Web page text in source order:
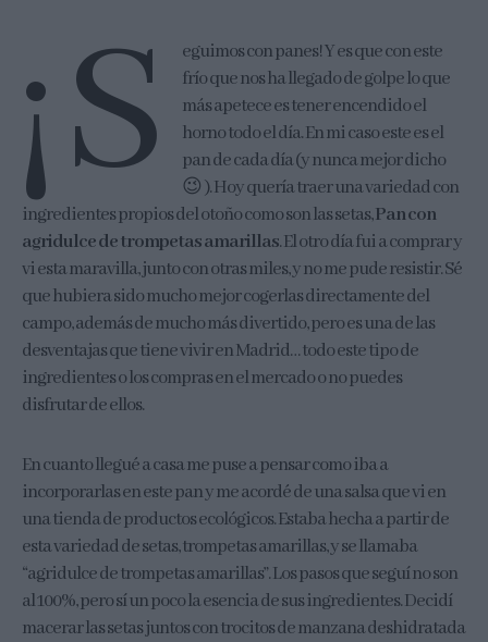
¡S
eguimos con panes! Y es que con este
frío que nos ha llegado de golpe lo que
más apetece es tener encendido el
horno todo el día. En mi caso este es el
pan de cada día (y nunca mejor dicho
😉 ). Hoy quería traer una variedad con
ingredientes propios del otoño como son las setas,Pan con
agridulce de trompetas amarillas. El otro día fui a comprar y
vi esta maravilla, junto con otras miles, y no me pude resistir. Sé
que hubiera sido mucho mejor cogerlas directamente del
campo, además de mucho más divertido, pero es una de las
desventajas que tiene vivir en Madrid… todo este tipo de
ingredientes o los compras en el mercado o no puedes
disfrutar de ellos.
En cuanto llegué a casa me puse a pensar como iba a
incorporarlas en este pan y me acordé de una salsa que vi en
una tienda de productos ecológicos. Estaba hecha a partir de
esta variedad de setas, trompetas amarillas, y se llamaba
“agridulce de trompetas amarillas”. Los pasos que seguí no son
al 100%, pero sí un poco la esencia de sus ingredientes. Decidí
macerar las setas juntos con trocitos de manzana deshidratada